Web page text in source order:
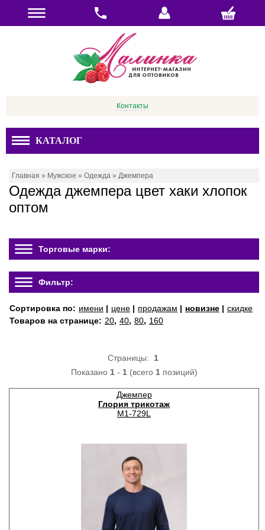
Контакты
КАТАЛОГ
Главная » Мужское » Одежда » Джемпера
Одежда джемпера цвет хаки хлопок
оптом
Торговые марки:
Фильтр:
Сортировка по: имени | цене | продажам | новизне | скидке
Товаров на странице: 20, 40, 80, 160
Страницы: 1
Показано 1- 1(всего 1позиций)
Джемпер
Глория трикотаж
М1-729L